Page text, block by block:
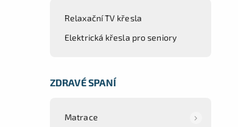
Relaxační TV křesla
Elektrická křesla pro seniory
ZDRAVÉ SPANÍ
Matrace